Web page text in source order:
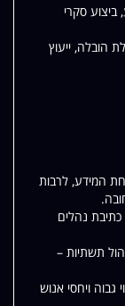
ביצוע סקרי
הובלה, ייעוץ
המידע, לרבות
כתיבת נהלים
תשתיות –
גבוה ויחסי אנוש